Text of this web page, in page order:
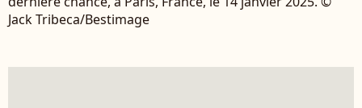
Jack Tribeca/Bestimage